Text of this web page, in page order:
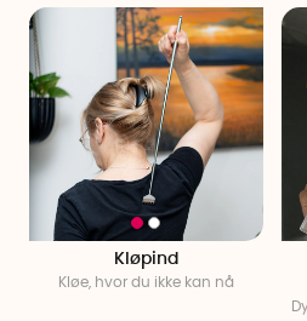
Kløpind
Kløe, hvor du ikke kan nå